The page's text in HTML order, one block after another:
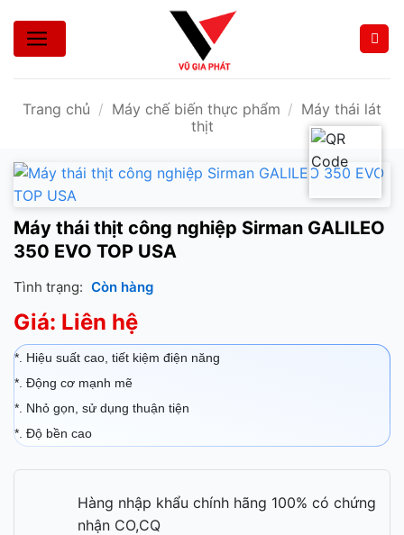
nội
Trang chủ / Máy chế biến thực phẩm / Máy thái lát
thịt
Máy thái thịt công nghiệp Sirman GALILEO
350 EVO TOP USA
Tình trạng: Còn hàng
Giá: Liên hệ
*. Hiệu suất cao, tiết kiệm điện năng
*. Động cơ mạnh mẽ
*. Nhỏ gọn, sử dụng thuận tiện
*. Độ bền cao
Hàng nhập khẩu chính hãng 100% có chứng
nhận CO,CQ